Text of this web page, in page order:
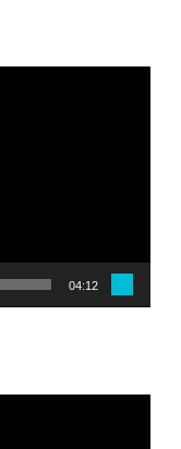
04:12